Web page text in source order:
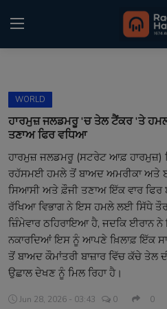
Home
Kitaab Kahani
Gallery
Sponsors
Matrimonial
Event
WORLD
ਹਾਰਮੁਜ਼ ਜਲਡਮਰੂ 'ਚ ਤੇਲ ਟੈਂਕਰ 'ਤੇ
ਤਣਾਅ ਫਿਰ ਵਧਿਆ
ਹਾਰਮੁਜ਼ ਜਲਡਮਰੂ (ਸਟਰੇਟ ਆਫ਼ ਹਾਰਮੁਜ਼)
ਰਹੱਸਮਈ ਹਮਲੇ ਤੋਂ ਬਾਅਦ ਅਮਰੀਕਾ ਅਤੇ
ਸਿਆਸੀ ਅਤੇ ਫ਼ੌਜੀ ਤਣਾਅ ਇੱਕ ਵਾਰ
ਰੱਖਿਆ ਵਿਭਾਗ ਨੇ ਇਸ ਹਮਲੇ ਲਈ ਸਿੱਧੇ
ਜ਼ਿੰਮੇਵਾਰ ਠਹਿਰਾਇਆ ਹੈ, ਜਦਕਿ ਈਰਾਨ ਨੇ
ਨਕਾਰਦਿਆਂ ਇਸ ਨੂੰ ਆਪਣੇ ਖ਼ਿਲਾਫ਼ ਇੱਕ
ਤੋਂ ਬਾਅਦ ਕੌਮਾਂਤਰੀ ਬਾਜ਼ਾਰ ਵਿੱਚ ਕੱਚੇ ਤੇਲ
ਉਛਾਲ ਦੇਖਣ ਨੂੰ ਮਿਲ ਰਿਹਾ ਹੈ।
Jun 28, 2026 - 03:43 0 0